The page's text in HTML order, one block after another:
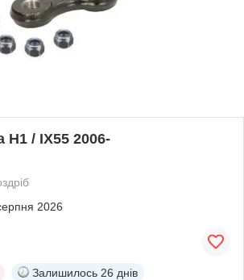
H1 / IX55 2006-
2026
Залишилось 26 днів